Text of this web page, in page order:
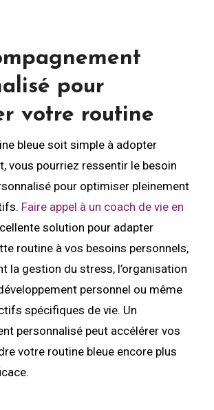
pour
votre routine
bleue soit simple à adopter
vous pourriez ressentir le besoin
pour optimiser pleinement
Faire appel à un coach de vie en
solution pour adapter
routine à vos besoins personnels,
la gestion du stress, l’organisation
personnel ou même
spécifiques de vie. Un
personnalisé peut accélérer vos
votre routine bleue encore plus